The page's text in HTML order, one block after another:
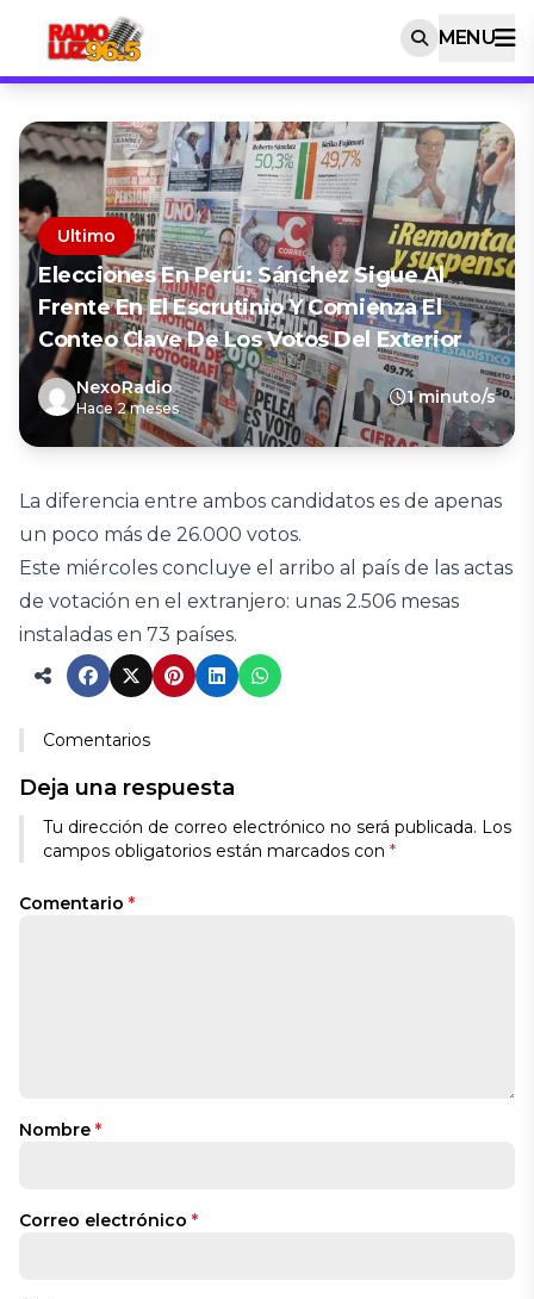
MENU
Ultimo
Elecciones En Perú: Sánchez Sigue Al
Frente En El Escrutinio Y Comienza El
Conteo Clave De Los Votos Del Exterior
NexoRadio
Hace 2 meses
1 minuto/s
La diferencia entre ambos candidatos es de apenas
un poco más de 26.000 votos.
Este miércoles concluye el arribo al país de las actas
de votación en el extranjero: unas 2.506 mesas
instaladas en 73 países.
Comentarios
Deja una respuesta
Tu dirección de correo electrónico no será publicada. Los
campos obligatorios están marcados con *
Comentario *
Nombre *
Correo electrónico *